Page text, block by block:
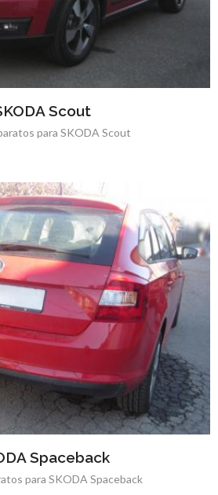
Scout
para SKODA Scout
Spaceback
para SKODA Spaceback